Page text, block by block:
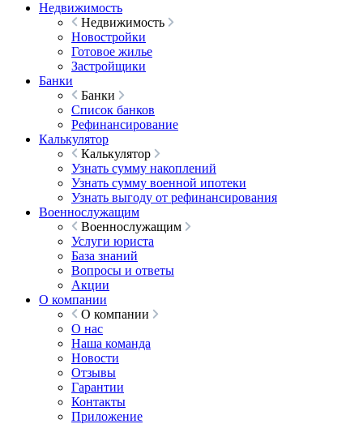
Недвижимость
Недвижимость
Новостройки
Готовое жилье
Застройщики
Банки
Банки
Список банков
Рефинансирование
Калькулятор
Калькулятор
Узнать сумму накоплений
Узнать сумму военной ипотеки
Узнать выгоду от рефинансирования
Военнослужащим
Военнослужащим
Услуги юриста
База знаний
Вопросы и ответы
Акции
О компании
О компании
О нас
Наша команда
Новости
Отзывы
Гарантии
Контакты
Приложение